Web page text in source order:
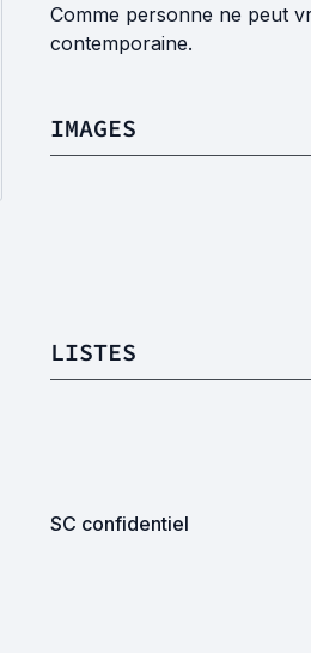
Comme personne ne peut
contemporaine.
IMAGES
LISTES
SC confidentiel